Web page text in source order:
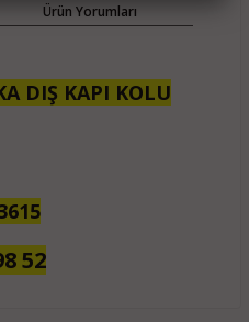
Ürün Yorumları
DIŞ KAPI KOLU
52